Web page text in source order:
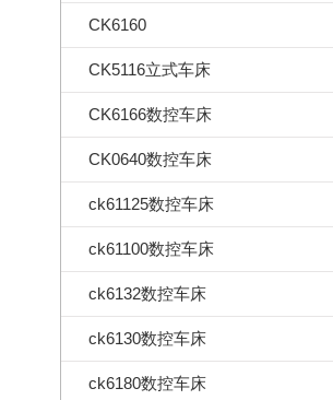
CK6160
CK5116立式车床
CK6166数控车床
CK0640数控车床
ck61125数控车床
ck61100数控车床
ck6132数控车床
ck6130数控车床
ck6180数控车床